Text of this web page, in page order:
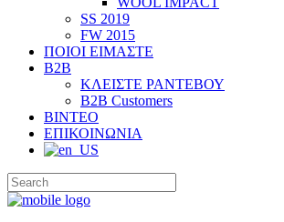
SS 2019
FW 2015
ΠΟΙΟΙ ΕΙΜΑΣΤΕ
B2B
ΚΛΕΙΣΤΕ ΡΑΝΤΕΒΟΥ
B2B Customers
ΒΙΝΤΕΟ
ΕΠΙΚΟΙΝΩΝΙΑ